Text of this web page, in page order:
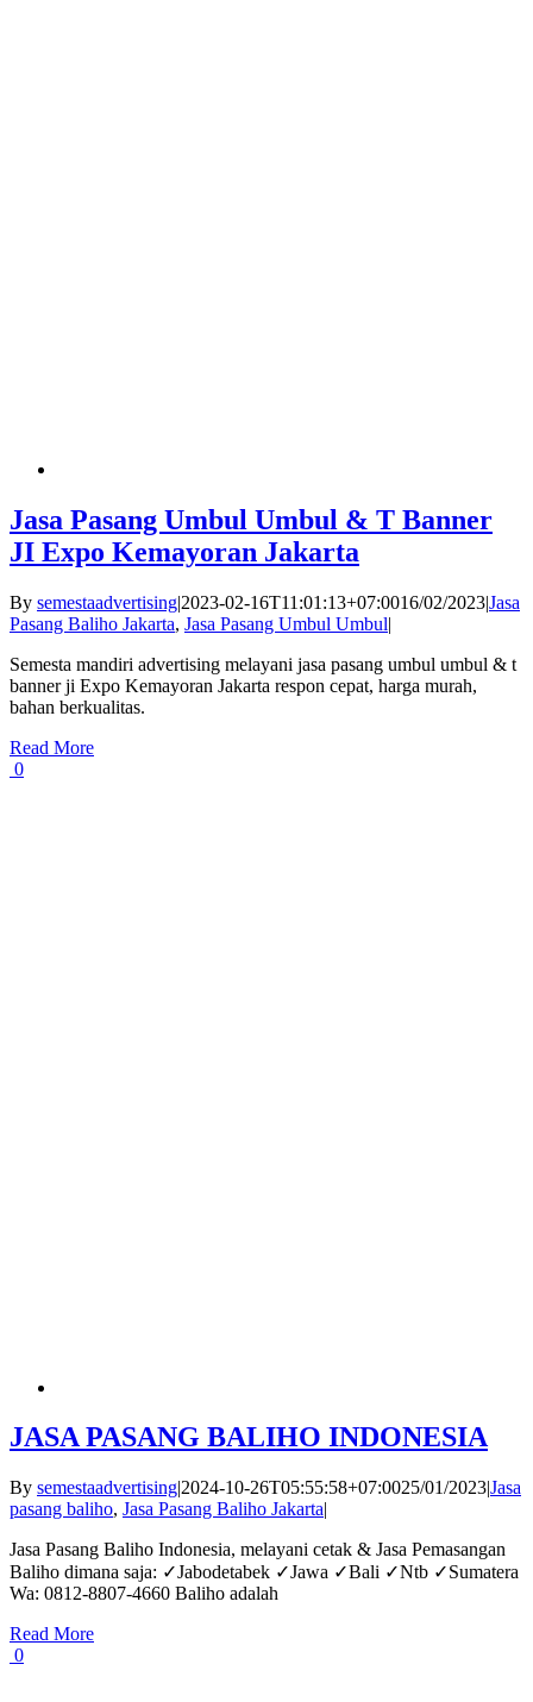
Jasa Pasang Umbul Umbul & T Banner
JI Expo Kemayoran Jakarta
By semestaadvertising|2023-02-16T11:01:13+07:0016/02/2023|Jasa
Pasang Baliho Jakarta, Jasa Pasang Umbul Umbul|
Semesta mandiri advertising melayani jasa pasang umbul umbul & t
banner ji Expo Kemayoran Jakarta respon cepat, harga murah,
bahan berkualitas.
Read More
0
JASA PASANG BALIHO INDONESIA
By semestaadvertising|2024-10-26T05:55:58+07:0025/01/2023|Jasa
pasang baliho, Jasa Pasang Baliho Jakarta|
Jasa Pasang Baliho Indonesia, melayani cetak & Jasa Pemasangan
Baliho dimana saja: ✓Jabodetabek ✓Jawa ✓Bali ✓Ntb ✓Sumatera
Wa: 0812-8807-4660 Baliho adalah
Read More
0